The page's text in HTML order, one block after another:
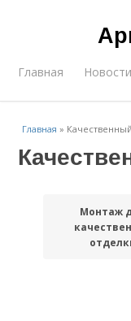
Главная Новости
Главная »
Монтаж